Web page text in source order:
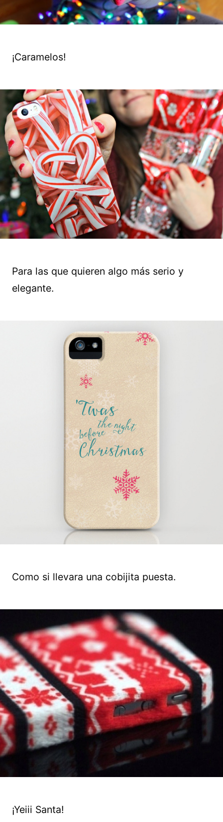
¡Caramelos!
Para las que quieren algo más serio y
elegante.
Como si llevara una cobijita puesta.
¡Yeiii Santa!